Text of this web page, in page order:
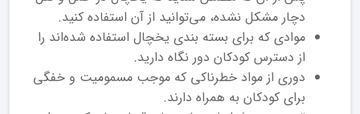
دچار مشکل نشده، می‌توانید از آن استفاده کنید.
موادی که برای بسته بندی یخچال استفاده شده‌اند را
از دسترس کودکان دور نگاه دارید.
دوری از مواد خطرناکی که موجب مسمومیت و خفگی
برای کودکان به همراه دارند.